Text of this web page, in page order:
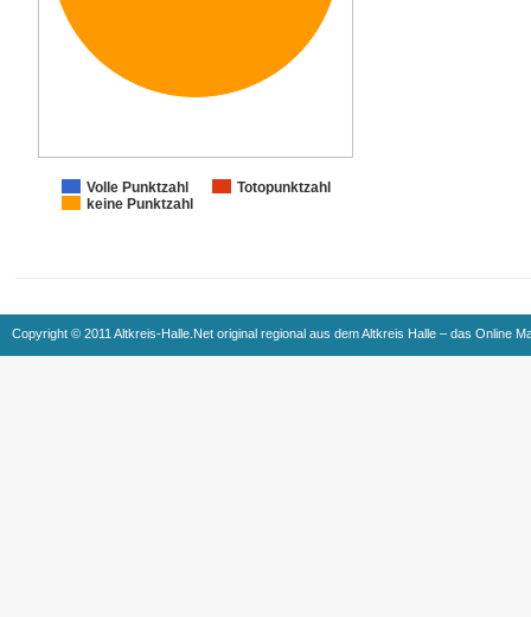
Volle Punktzahl
Totopunktzahl
keine Punktzahl
Copyright © 2011 Altkreis-Halle.Net original regional aus dem Altkreis Halle – das Online